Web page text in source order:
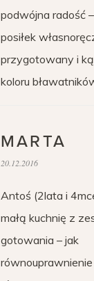
podwójna radość
posiłek
przygotowany i
koloru
MARTA
20.12.2016
Antoś (2lata i
małą kuchnię z
gotowania – jak